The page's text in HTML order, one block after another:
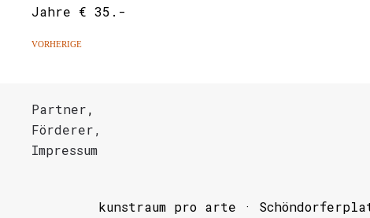
Jahre € 35.-
VORHERIGE
Partner,
Förderer,
Impressum
kunstraum pro arte ·